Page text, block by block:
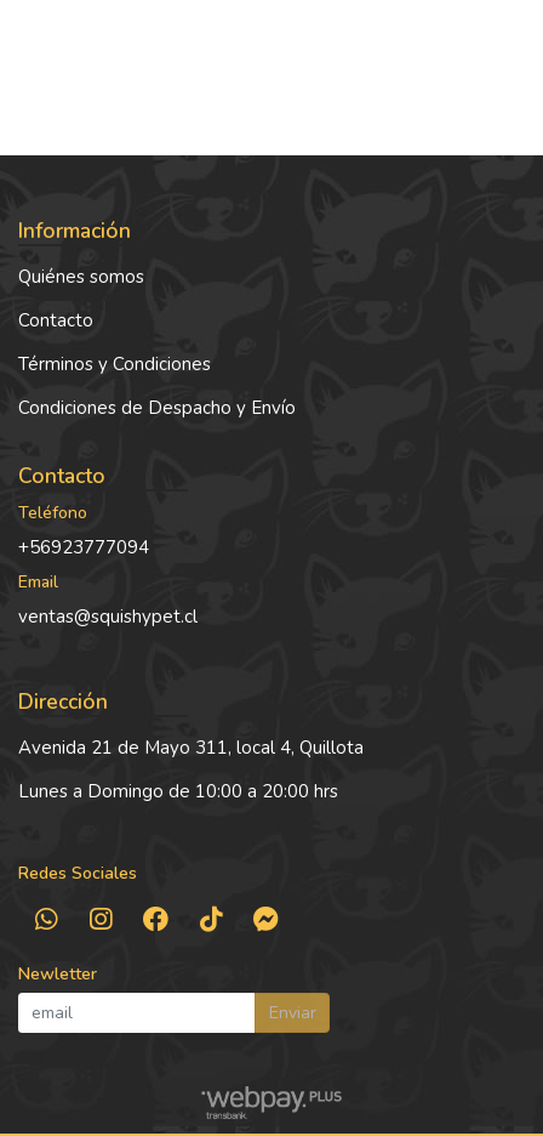
Información
Quiénes somos
Contacto
Términos y Condiciones
Condiciones de Despacho y Envío
Contacto
Teléfono
+56923777094
Email
ventas@squishypet.cl
Dirección
Avenida 21 de Mayo 311, local 4, Quillota
Lunes a Domingo de 10:00 a 20:00 hrs
Redes Sociales
Newletter
Enviar